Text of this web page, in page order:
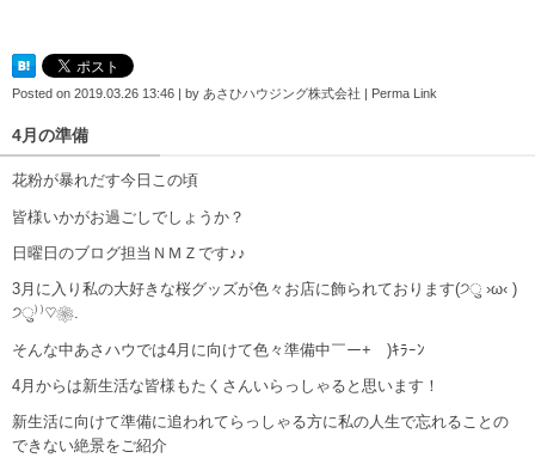
Posted on 2019.03.26 13:46 | by あさひハウジング株式会社 | Perma Link
4月の準備
花粉が暴れだす今日この頃
皆様いかがお過ごしでしょうか？
日曜日のブログ担当ＮＭＺです♪♪
3月に入り私の大好きな桜グッズが色々お店に飾られております(੭ु ›ω‹ )
੭ु⁾⁾♡❀.
そんな中あさハウでは4月に向けて色々準備中￣ー+￣)ｷﾗｰﾝ
4月からは新生活な皆様もたくさんいらっしゃると思います！
新生活に向けて準備に追われてらっしゃる方に私の人生で忘れることの
できない絶景をご紹介